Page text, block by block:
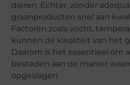
dieren. Echter, zonder
graanproducten snel aan
Factoren zoals vocht,
kunnen de kwaliteit van het
Daarom is het essentieel om
besteden aan de manier
opgeslagen.